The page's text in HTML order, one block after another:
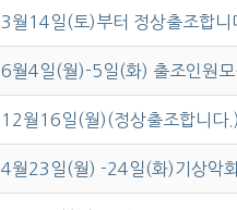
3월14일(토)부터 정상출조합니
6월4일(월)-5일(화) 출조인원모
12월16일(월)(정상출조합니다.)
4월23일(월) -24일(화)기상악